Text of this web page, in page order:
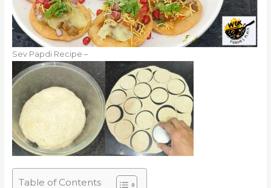
Sev Papdi Recipe –
Table of Contents